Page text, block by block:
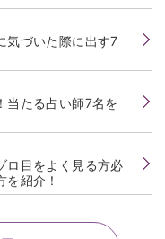
方
がる方法・繋がった
気づいた際に出す7
当たる占い師7名を